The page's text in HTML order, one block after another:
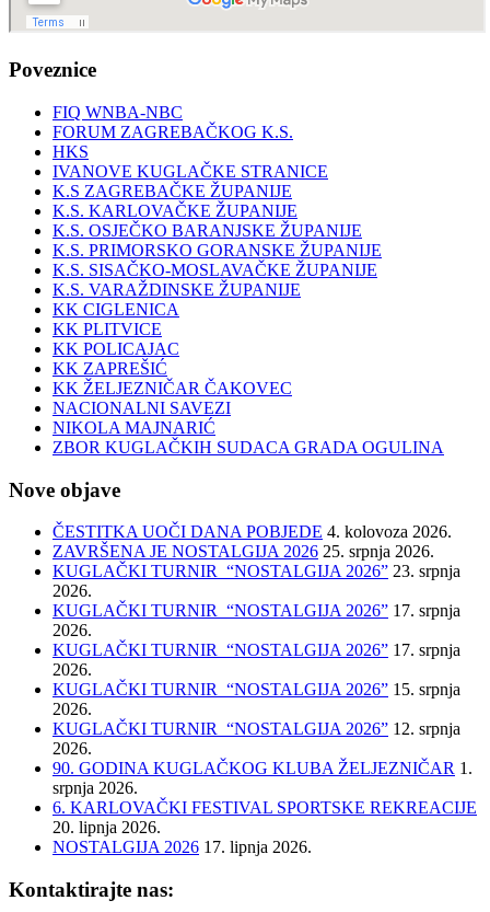
Poveznice
FIQ WNBA-NBC
FORUM ZAGREBAČKOG K.S.
HKS
IVANOVE KUGLAČKE STRANICE
K.S ZAGREBAČKE ŽUPANIJE
K.S. KARLOVAČKE ŽUPANIJE
K.S. OSJEČKO BARANJSKE ŽUPANIJE
K.S. PRIMORSKO GORANSKE ŽUPANIJE
K.S. SISAČKO-MOSLAVAČKE ŽUPANIJE
K.S. VARAŽDINSKE ŽUPANIJE
KK CIGLENICA
KK PLITVICE
KK POLICAJAC
KK ZAPREŠIĆ
KK ŽELJEZNIČAR ČAKOVEC
NACIONALNI SAVEZI
NIKOLA MAJNARIĆ
ZBOR KUGLAČKIH SUDACA GRADA OGULINA
Nove objave
ČESTITKA UOČI DANA POBJEDE 4. kolovoza 2026.
ZAVRŠENA JE NOSTALGIJA 2026 25. srpnja 2026.
KUGLAČKI TURNIR “NOSTALGIJA 2026” 23. srpnja
2026.
KUGLAČKI TURNIR “NOSTALGIJA 2026” 17. srpnja
2026.
KUGLAČKI TURNIR “NOSTALGIJA 2026” 17. srpnja
2026.
KUGLAČKI TURNIR “NOSTALGIJA 2026” 15. srpnja
2026.
KUGLAČKI TURNIR “NOSTALGIJA 2026” 12. srpnja
2026.
90. GODINA KUGLAČKOG KLUBA ŽELJEZNIČAR 1.
srpnja 2026.
6. KARLOVAČKI FESTIVAL SPORTSKE REKREACIJE
20. lipnja 2026.
NOSTALGIJA 2026 17. lipnja 2026.
Kontaktirajte nas: